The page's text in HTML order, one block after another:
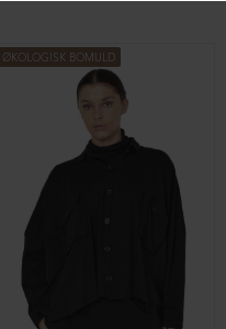
ØKOLOGISK BOMULD